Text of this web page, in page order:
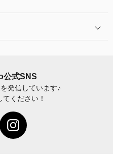
いて
入例
公式SNS
発信しています♪
ください！